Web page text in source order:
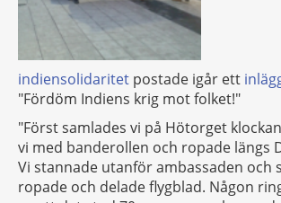
indiensolidaritet postade igår ett
"Fördöm Indiens krig mot folket!"
"Först samlades vi på Hötorget
vi med banderollen och ropade längs
Vi stannade utanför ambassaden och
ropade och delade flygblad. Någon